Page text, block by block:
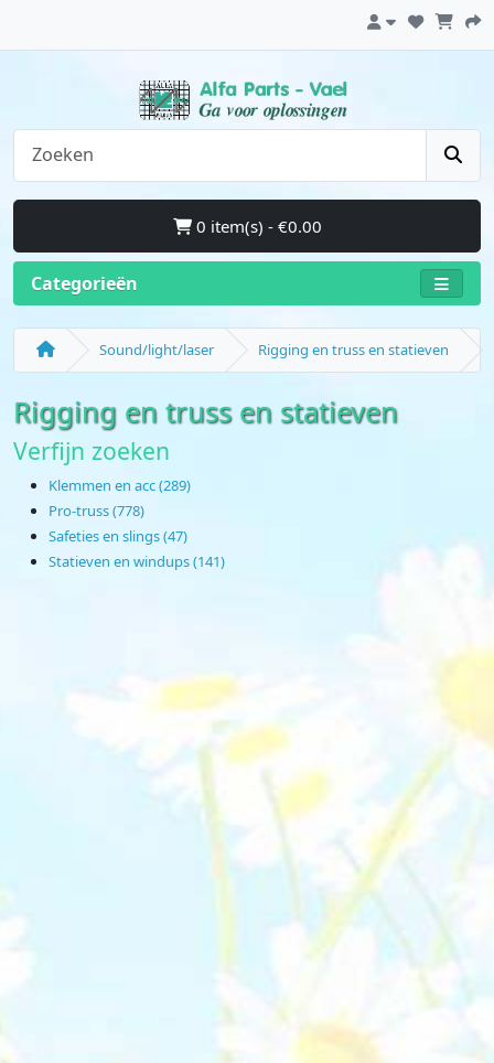
0 item(s) - €0.00
Categorieën
Sound/light/laser Rigging en truss en statieven
Rigging en truss en statieven
Verfijn zoeken
Klemmen en acc (289)
Pro-truss (778)
Safeties en slings (47)
Statieven en windups (141)